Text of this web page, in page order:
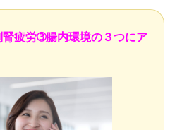
疲労➂腸内環境の３つにア